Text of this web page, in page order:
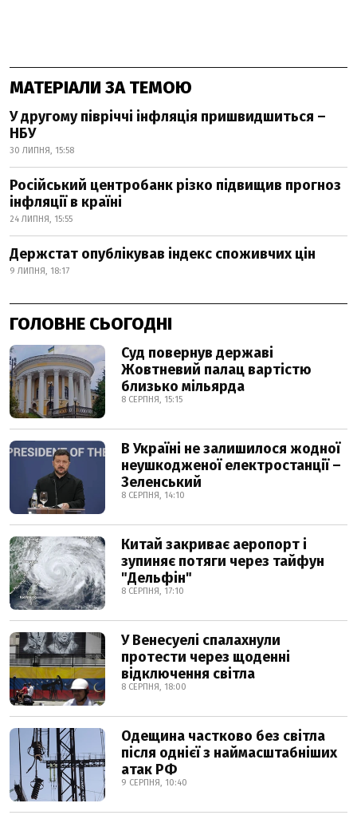
МАТЕРІАЛИ ЗА ТЕМОЮ
У другому півріччі інфляція пришвидшиться –
НБУ
30 ЛИПНЯ, 15:58
Російський центробанк різко підвищив прогноз
інфляції в країні
24 ЛИПНЯ, 15:55
Держстат опублікував індекс споживчих цін
9 ЛИПНЯ, 18:17
ГОЛОВНЕ СЬОГОДНІ
Суд повернув державі
Жовтневий палац вартістю
близько мільярда
8 СЕРПНЯ, 15:15
В Україні не залишилося жодної
неушкодженої електростанції –
Зеленський
8 СЕРПНЯ, 14:10
Китай закриває аеропорт і
зупиняє потяги через тайфун
"Дельфін"
8 СЕРПНЯ, 17:10
У Венесуелі спалахнули
протести через щоденні
відключення світла
8 СЕРПНЯ, 18:00
Одещина частково без світла
після однієї з наймасштабніших
атак РФ
9 СЕРПНЯ, 10:40